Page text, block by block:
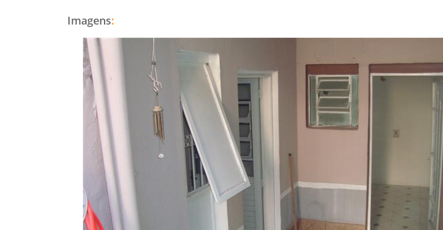
Imagens: